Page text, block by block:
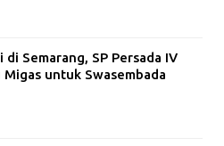
di Semarang, SP Persada IV
untuk Swasembada